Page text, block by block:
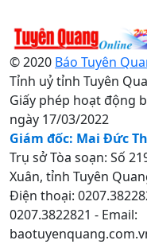
© 2020 Báo Tuyên
Tỉnh uỷ tỉnh Tuyên
Giấy phép hoạt động
ngày 17/03/2022
Giám đốc: Mai Đức
Trụ sở Tòa soạn: Số
Xuân, tỉnh Tuyên
Điện thoại:
0207.3822821 - Email: